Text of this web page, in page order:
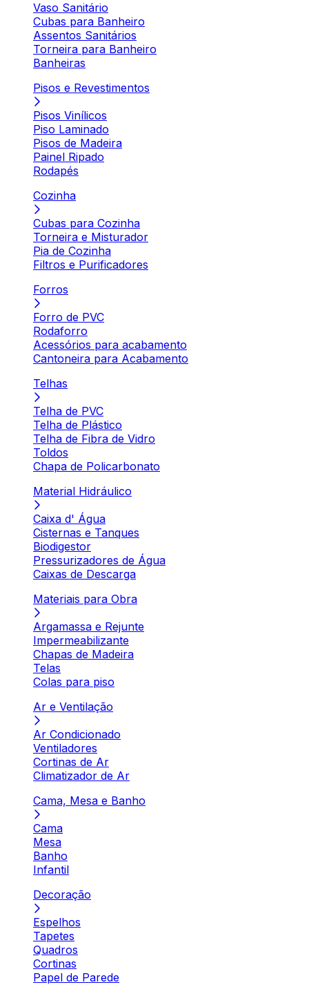
Vaso Sanitário
Cubas para Banheiro
Assentos Sanitários
Torneira para Banheiro
Banheiras
Pisos e Revestimentos
Pisos Vinílicos
Piso Laminado
Pisos de Madeira
Painel Ripado
Rodapés
Cozinha
Cubas para Cozinha
Torneira e Misturador
Pia de Cozinha
Filtros e Purificadores
Forros
Forro de PVC
Rodaforro
Acessórios para acabamento
Cantoneira para Acabamento
Telhas
Telha de PVC
Telha de Plástico
Telha de Fibra de Vidro
Toldos
Chapa de Policarbonato
Material Hidráulico
Caixa d' Água
Cisternas e Tanques
Biodigestor
Pressurizadores de Água
Caixas de Descarga
Materiais para Obra
Argamassa e Rejunte
Impermeabilizante
Chapas de Madeira
Telas
Colas para piso
Ar e Ventilação
Ar Condicionado
Ventiladores
Cortinas de Ar
Climatizador de Ar
Cama, Mesa e Banho
Cama
Mesa
Banho
Infantil
Decoração
Espelhos
Tapetes
Quadros
Cortinas
Papel de Parede